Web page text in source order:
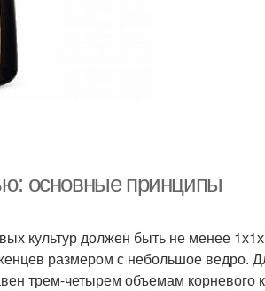
основные принципы
культур должен быть не менее
размером с небольшое ведро.
трем-четырем объемам корневого